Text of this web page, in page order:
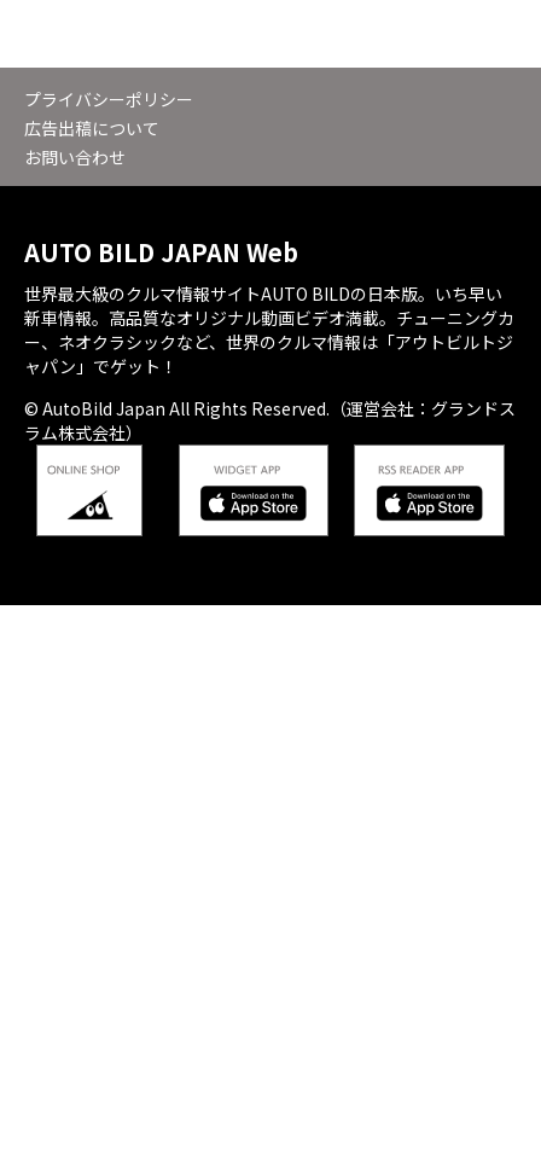
プライバシーポリシー
広告出稿について
お問い合わせ
AUTO BILD JAPAN Web
世界最大級のクルマ情報サイトAUTO BILDの日本版。いち早い
新車情報。高品質なオリジナル動画ビデオ満載。チューニングカ
ー、ネオクラシックなど、世界のクルマ情報は「アウトビルトジ
ャパン」でゲット！
© AutoBild Japan All Rights Reserved.（運営会社：グランドス
ラム株式会社）